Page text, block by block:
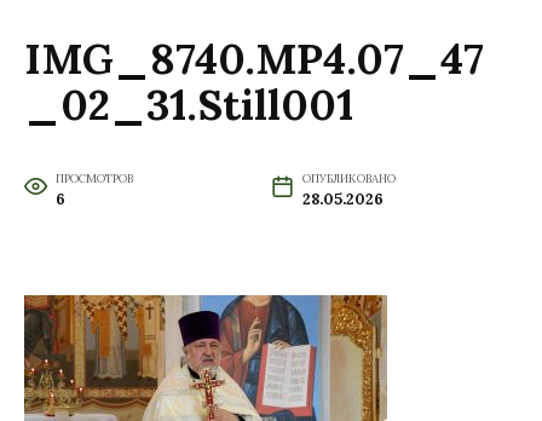
IMG_8740.MP4.07_47
_02_31.Still001
ПРОСМОТРОВ
6
ОПУБЛИКОВАНО
28.05.2026